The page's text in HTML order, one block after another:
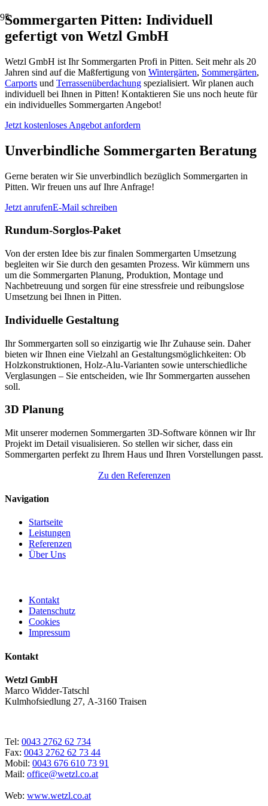
Sommergarten Pitten: Individuell
gefertigt von Wetzl GmbH
Wetzl GmbH ist Ihr Sommergarten Profi in Pitten. Seit mehr als 20
Jahren sind auf die Maßfertigung von Wintergärten, Sommergärten,
Carports und Terrassenüberdachung spezialisiert. Wir planen auch
individuell bei Ihnen in Pitten! Kontaktieren Sie uns noch heute für
ein individuelles Sommergarten Angebot!
Jetzt kostenloses Angebot anfordern
Unverbindliche Sommergarten Beratung
Gerne beraten wir Sie unverbindlich bezüglich Sommergarten in
Pitten. Wir freuen uns auf Ihre Anfrage!
Jetzt anrufenE-Mail schreiben
Rundum-Sorglos-Paket
Von der ersten Idee bis zur finalen Sommergarten Umsetzung
begleiten wir Sie durch den gesamten Prozess. Wir kümmern uns
um die Sommergarten Planung, Produktion, Montage und
Nachbetreuung und sorgen für eine stressfreie und reibungslose
Umsetzung bei Ihnen in Pitten.
Individuelle Gestaltung
Ihr Sommergarten soll so einzigartig wie Ihr Zuhause sein. Daher
bieten wir Ihnen eine Vielzahl an Gestaltungsmöglichkeiten: Ob
Holzkonstruktionen, Holz-Alu-Varianten sowie unterschiedliche
Verglasungen – Sie entscheiden, wie Ihr Sommergarten aussehen
soll.
3D Planung
Mit unserer modernen Sommergarten 3D-Software können wir Ihr
Projekt im Detail visualisieren. So stellen wir sicher, dass ein
Sommergarten perfekt zu Ihrem Haus und Ihren Vorstellungen passt.
Zu den Referenzen
Navigation
Startseite
Leistungen
Referenzen
Über Uns
Kontakt
Datenschutz
Cookies
Impressum
Kontakt
Wetzl GmbH
Marco Widder-Tatschl
Kulmhofsiedlung 27, A-3160 Traisen
Tel: 0043 2762 62 734
Fax: 0043 2762 62 73 44
Mobil: 0043 676 610 73 91
Mail: office@wetzl.co.at
Web: www.wetzl.co.at